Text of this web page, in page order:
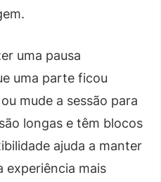
uma pausa
uma parte ficou
mude a sessão para
longas e têm blocos
ajuda a manter
experiência mais